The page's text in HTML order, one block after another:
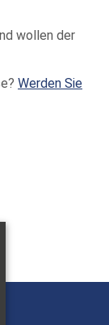
wollen der
Werden Sie